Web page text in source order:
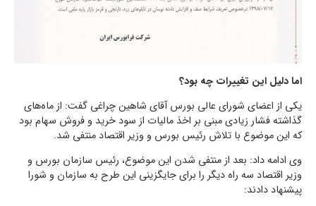
اما دلیل این تغییرات چه بود؟
یکی از اعضای شورای عالی بورس آقای شاهین چراغی گفت: از ماه‌های
گذاشته فشار زیادی مبنی بر اخذ مالیات از سود خرید و فروش سهام بود
که این موضوع با تلاش رئیس بورس و وزیر اقتصاد منتفی شد.
وی ادامه داد: بعد از منتفی شدن این موضوع، رئیس سازمان بورس و
وزیر اقتصاد سه راه دیگر را برای جایگزینی این طرح به سازمان و شورا
پیشنهاد دادند: